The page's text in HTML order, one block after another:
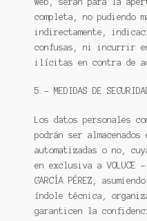
completa, no pudiendo
indirectamente,
confusas, ni incurrir
ilícitas en contra de
5.- MEDIDAS DE
Los datos personales
podrán ser almacenados
automatizadas o no,
en exclusiva a VOLUCE –
GARCÍA PÉREZ,
índole técnica,
garanticen la